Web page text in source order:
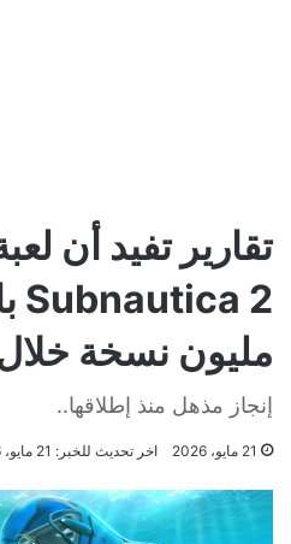
تقارير تفيد أن
مليون نسخة
إنجاز مذهل منذ إطلاقها..
21 مايو، 2026 اخر تحديث للخبر: 21 مايو، 2026